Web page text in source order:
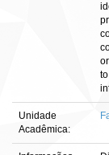
Unidade
Acadêmica: